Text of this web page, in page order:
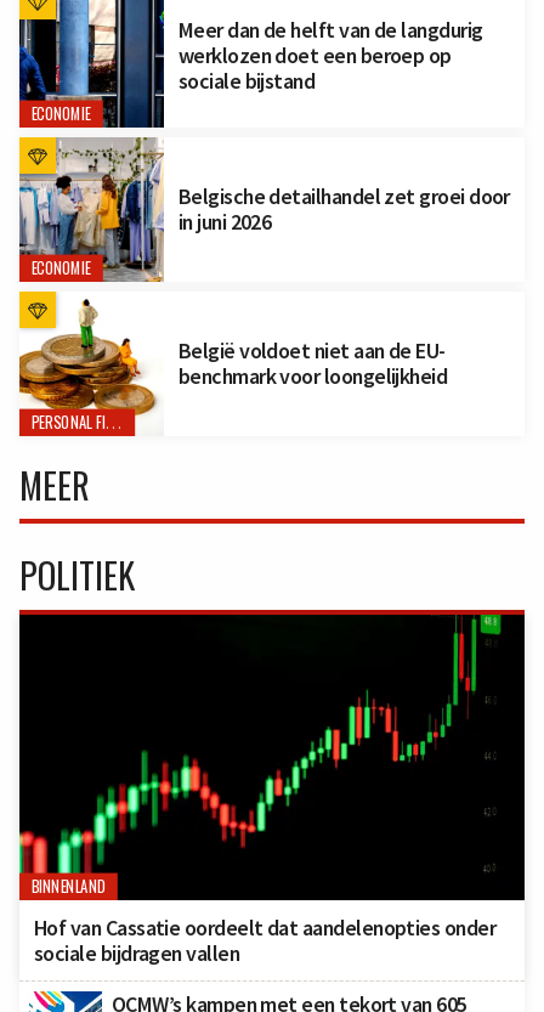
ECONOMIE
Meer dan de helft van de langdurig
werklozen doet een beroep op
sociale bijstand
ECONOMIE
Belgische detailhandel zet groei door
in juni 2026
PERSONAL FINANCE
België voldoet niet aan de EU-
benchmark voor loongelijkheid
MEER
POLITIEK
BINNENLAND
Hof van Cassatie oordeelt dat aandelenopties onder
sociale bijdragen vallen
OCMW’s kampen met een tekort van 605